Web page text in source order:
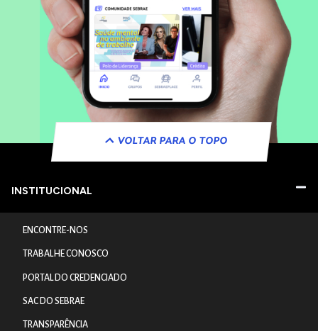
VOLTAR PARA O TOPO
INSTITUCIONAL
ENCONTRE-NOS
TRABALHE CONOSCO
PORTAL DO CREDENCIADO
SAC DO SEBRAE
TRANSPARÊNCIA